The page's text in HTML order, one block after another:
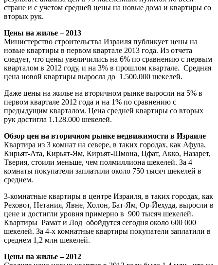
стране и с учетом средней цены на новые дома и квартиры со
вторых рук.
Цены на жилье – 2013
Министерство строительства Израиля публикует цены на
новые квартиры в первом квартале 2013 года. Из отчета
следует, что цены увеличились на 6% по сравнению с первым
кварталом в 2012 году, и на 3% в прошлом квартале. Средняя
цена новой квартиры выросла до 1.500.000 шекелей.
Даже цены на жилье на вторичном рынке выросли на 5% в
первом квартале 2012 года и на 1% по сравнению с
предыдущим кварталом. Цена средней квартиры со вторых
рук достигла 1.128.000 шекелей.
Обзор цен на вторичном рынке недвижимости в Израиле
Квартира из 3 комнат на севере, в таких городах, как Афула,
Кирьят-Ата, Кирьят-Ям, Кирьят-Шмона, Цфат, Акко, Назарет,
Тверия, стоили меньше, чем полмиллиона шекелей. За 4
комнаты покупатели заплатили около 750 тысяч шекелей в
среднем.
3-комнатные квартиры в центре Израиля, в таких городах, как
Реховот, Нетания, Явне, Холон, Бат-Ям, Ор-Йехуда, выросли в
цене и достигли уровня примерно в 900 тысяч шекелей.
Квартиры Рамат и Лод обойдутся сегодня около 600 000
шекелей. За 4-х комнатные квартиры покупатели заплатили в
среднем 1,2 млн шекелей.
Цены на жилье – 2012